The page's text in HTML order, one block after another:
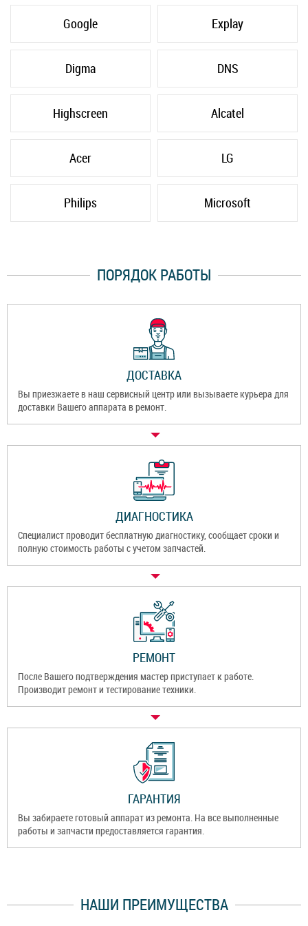
Google Explay
Digma DNS
Highscreen Alcatel
Acer LG
Philips Microsoft
ПОРЯДОК РАБОТЫ
ДОСТАВКА
Вы приезжаете в наш сервисный центр или вызываете курьера для
доставки Вашего аппарата в ремонт.
ДИАГНОСТИКА
Специалист проводит бесплатную диагностику, сообщает сроки и
полную стоимость работы с учетом запчастей.
РЕМОНТ
После Вашего подтверждения мастер приступает к работе.
Производит ремонт и тестирование техники.
ГАРАНТИЯ
Вы забираете готовый аппарат из ремонта. На все выполненные
работы и запчасти предоставляется гарантия.
НАШИ ПРЕИМУЩЕСТВА